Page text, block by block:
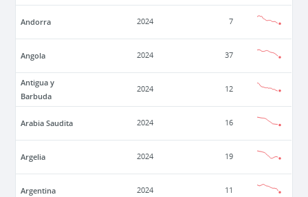
Andorra 2024 7
Angola 2024 37
Antigua y
Barbuda
2024 12
Arabia Saudita 2024 16
Argelia 2024 19
Argentina 2024 11